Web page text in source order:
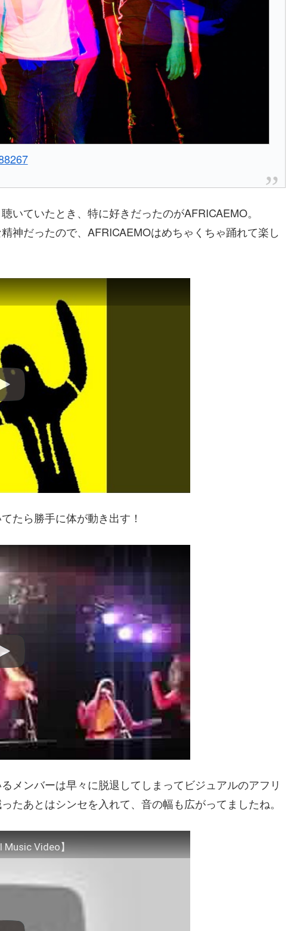
いていたとき、特に好きだったのがAFRICAEMO。
神だったので、AFRICAEMOはめちゃくちゃ踊れて楽し
たら勝手に体が動き出す！
メンバーは早々に脱退してしまってビジュアルのアフリ
たあとはシンセを入れて、音の幅も広がってましたね。
Music Video】